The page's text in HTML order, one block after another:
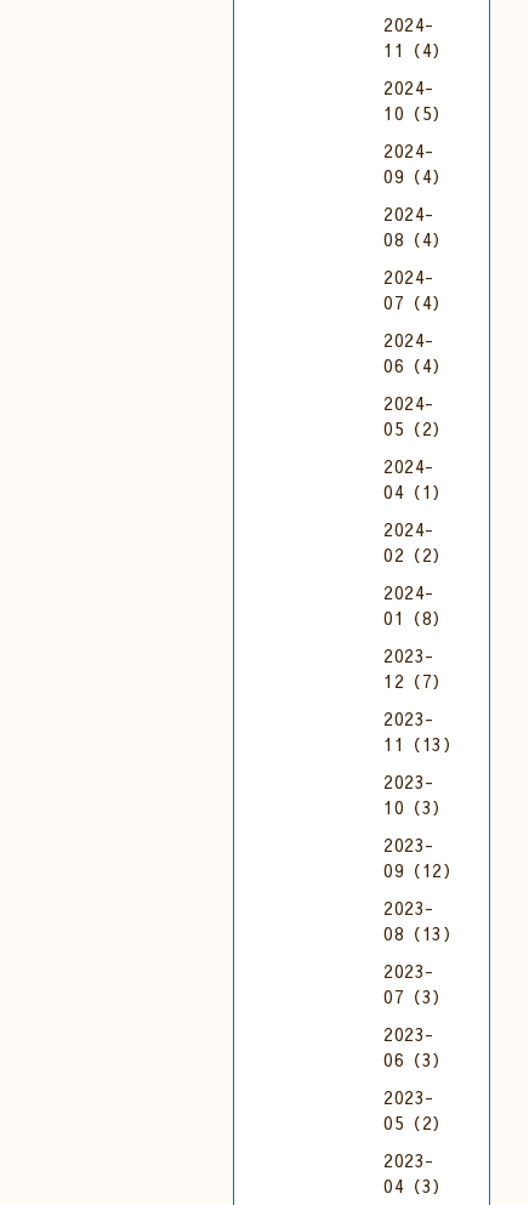
2024-
11（4）
2024-
10（5）
2024-
09（4）
2024-
08（4）
2024-
07（4）
2024-
06（4）
2024-
05（2）
2024-
04（1）
2024-
02（2）
2024-
01（8）
2023-
12（7）
2023-
11（13）
2023-
10（3）
2023-
09（12）
2023-
08（13）
2023-
07（3）
2023-
06（3）
2023-
05（2）
2023-
04（3）